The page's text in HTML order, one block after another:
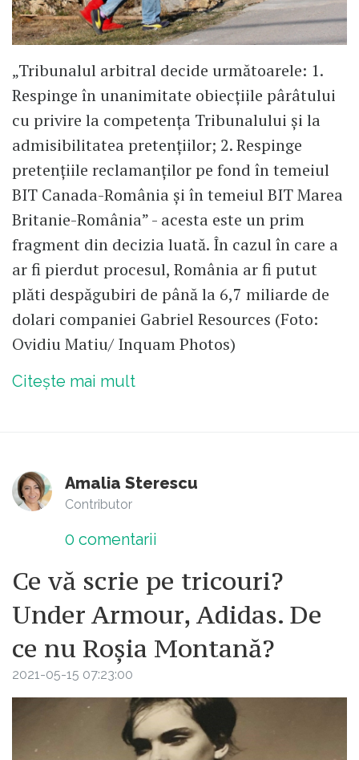
„Tribunalul arbitral decide următoarele: 1.
Respinge în unanimitate obiecțiile pârâtului
cu privire la competența Tribunalului şi la
admisibilitatea pretențiilor; 2. Respinge
pretențiile reclamanților pe fond în temeiul
BIT Canada-România şi în temeiul BIT Marea
Britanie-România” - acesta este un prim
fragment din decizia luată. În cazul în care a
ar fi pierdut procesul, România ar fi putut
plăti despăgubiri de până la 6,7 miliarde de
dolari companiei Gabriel Resources (Foto:
Ovidiu Matiu/ Inquam Photos)
Citește mai mult
Amalia Sterescu
Contributor
0 comentarii
Ce vă scrie pe tricouri?
Under Armour, Adidas. De
ce nu Roșia Montană?
2021-05-15 07:23:00